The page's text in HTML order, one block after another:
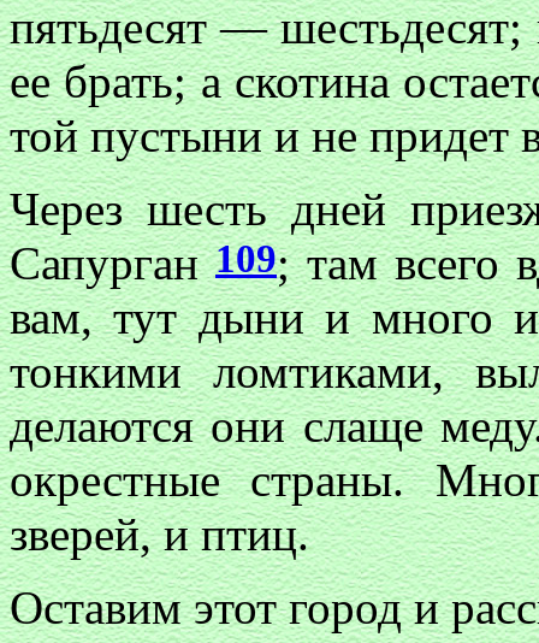
пятьдесят —
ее брать; а скотина
той пустыни и не придет
Через шесть дней
Сапурган109; там всего
вам, тут дыни и много
тонкими ломтиками,
делаются они слаще
окрестные страны.
зверей, и птиц.
Оставим этот город и